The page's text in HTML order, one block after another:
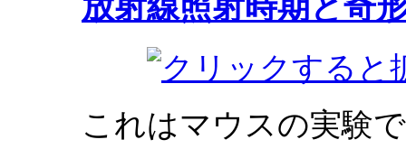
放射線照射時期と奇
これはマウスの実験